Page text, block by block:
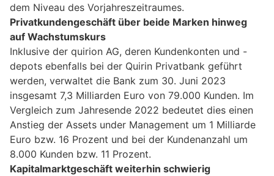
dem Niveau des Vorjahreszeitraumes.
Privatkundengeschäft über beide Marken hinweg
auf Wachstumskurs
Inklusive der quirion AG, deren Kundenkonten und -
depots ebenfalls bei der Quirin Privatbank geführt
werden, verwaltet die Bank zum 30. Juni 2023
insgesamt 7,3 Milliarden Euro von 79.000 Kunden. Im
Vergleich zum Jahresende 2022 bedeutet dies einen
Anstieg der Assets under Management um 1 Milliarde
Euro bzw. 16 Prozent und bei der Kundenanzahl um
8.000 Kunden bzw. 11 Prozent.
Kapitalmarktgeschäft weiterhin schwierig